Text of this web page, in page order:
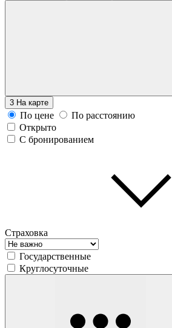
3 На карте
По цене
По расстоянию
Открыто
С бронированием
Страховка
Государственные
Круглосуточные